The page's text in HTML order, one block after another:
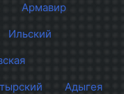
Армавир
Ильский
Адыгея